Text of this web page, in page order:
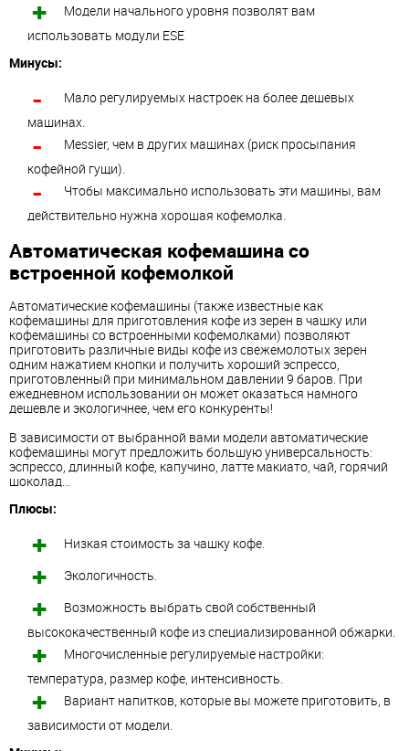
Модели начального уровня позволят вам
использовать модули ESE
Минусы:
Мало регулируемых настроек на более дешевых
машинах.
Messier, чем в других машинах (риск просыпания
кофейной гущи).
Чтобы максимально использовать эти машины, вам
действительно нужна хорошая кофемолка.
Автоматическая кофемашина со
встроенной кофемолкой
Автоматические кофемашины (также известные как
кофемашины для приготовления кофе из зерен в чашку или
кофемашины со встроенными кофемолками) позволяют
приготовить различные виды кофе из свежемолотых зерен
одним нажатием кнопки и получить хороший эспрессо,
приготовленный при минимальном давлении 9 баров. При
ежедневном использовании он может оказаться намного
дешевле и экологичнее, чем его конкуренты!
В зависимости от выбранной вами модели автоматические
кофемашины могут предложить большую универсальность:
эспрессо, длинный кофе, капучино, латте макиато, чай, горячий
шоколад...
Плюсы:
Низкая стоимость за чашку кофе.
Экологичность.
Возможность выбрать свой собственный
высококачественный кофе из специализированной обжарки.
Многочисленные регулируемые настройки:
температура, размер кофе, интенсивность.
Вариант напитков, которые вы можете приготовить, в
зависимости от модели.